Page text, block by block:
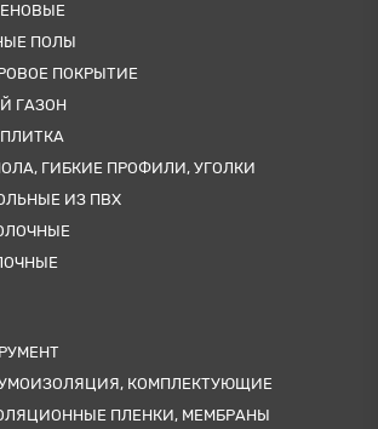
ПОЛЫ
ПОКРЫТИЕ
ГАЗОН
ГИБКИЕ ПРОФИЛИ, УГОЛКИ
ИЗ ПВХ
КОМПЛЕКТУЮЩИЕ
ПЛЕНКИ, МЕМБРАНЫ